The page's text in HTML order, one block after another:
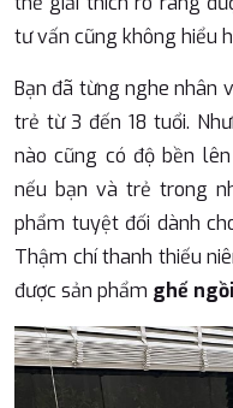
tư vấn cũng không hiểu
Bạn đã từng nghe nhân
trẻ từ 3 đến 18 tuổi.
nào cũng có độ bền
nếu bạn và trẻ trong
phẩm tuyệt đối dành
Thậm chí thanh thiếu
được sản phẩm ghế